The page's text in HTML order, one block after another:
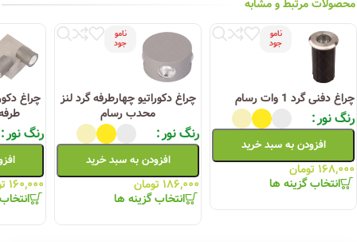
محصولات مرتبط و مشابه
نامو
جود
چراغ دفنی گرد 1 وات رسام
رنگ نور
افزودن به سبد خرید
۱۶۸,۰۰۰ تومان
انتخاب گزینه ها
نامو
جود
چراغ دکوراتیو چهارطرفه گرد لنز
محدب رسام
رنگ نور
افزودن به سبد خرید
۱۸۶,۰۰۰ تومان
انتخاب گزینه ها
رنگ نور
۱۶۰,۰۰۰